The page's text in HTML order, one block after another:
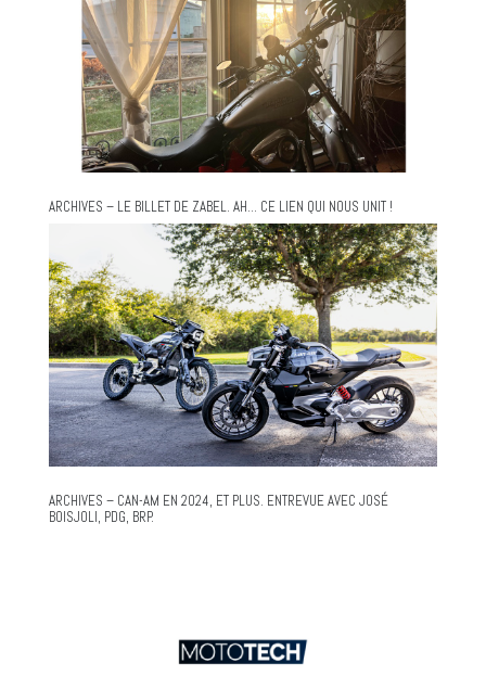
ARCHIVES – LE BILLET DE ZABEL. AH… CE LIEN QUI NOUS UNIT !
ARCHIVES – CAN-AM EN 2024, ET PLUS. ENTREVUE AVEC JOSÉ
BOISJOLI, PDG, BRP.